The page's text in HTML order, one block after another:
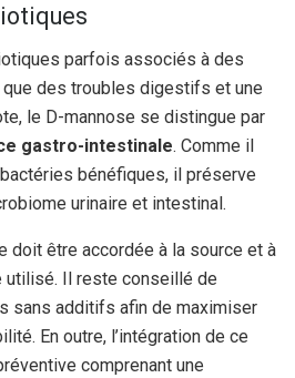
parfois associés à des
des troubles digestifs et une
le D-mannose se distingue par
gastro-intestinale. Comme il
bénéfiques, il préserve
urinaire et intestinal.
doit être accordée à la source et à
utilisé. Il reste conseillé de
sans additifs afin de maximiser
En outre, l’intégration de ce
comprenant une